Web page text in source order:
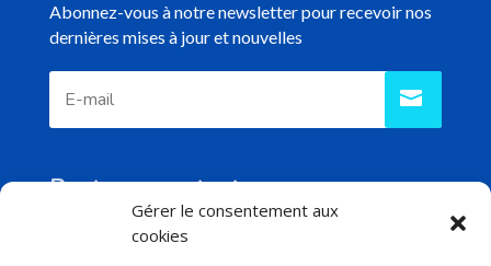
Gérer le consentement aux
cookies
Abonnez-vous à notre newsletter pour recevoir nos
dernières mises à jour et nouvelles
Reste en contact